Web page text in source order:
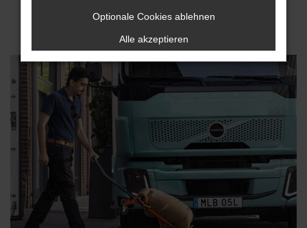
Optionale Cookies ablehnen
Alle akzeptieren